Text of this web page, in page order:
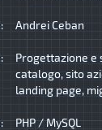
Andrei Ceban
Progettazione e
catalogo, sito
landing page,
PHP / MySQL